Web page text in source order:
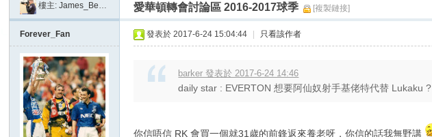
索
» › › ›
樓主:James_Beatkit 愛華頓轉會討論區 2016-2017球季 [複製鏈接]
Forever_Fan 發表於 2017-6-24 15:04:44 只看該作者
barker 發表於 2017-6-24 14:46
daily star : EVERTON 想要阿仙奴射手基佬特代替 Lukaku ?
你信唔信 RK 會買一個就31歲的前鋒返來養老呀，你信的話我無野講